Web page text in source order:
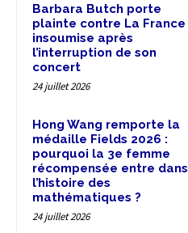
Barbara Butch porte
plainte contre La France
insoumise après
l’interruption de son
concert
24 juillet 2026
Hong Wang remporte la
médaille Fields 2026 :
pourquoi la 3e femme
récompensée entre dans
l’histoire des
mathématiques ?
24 juillet 2026